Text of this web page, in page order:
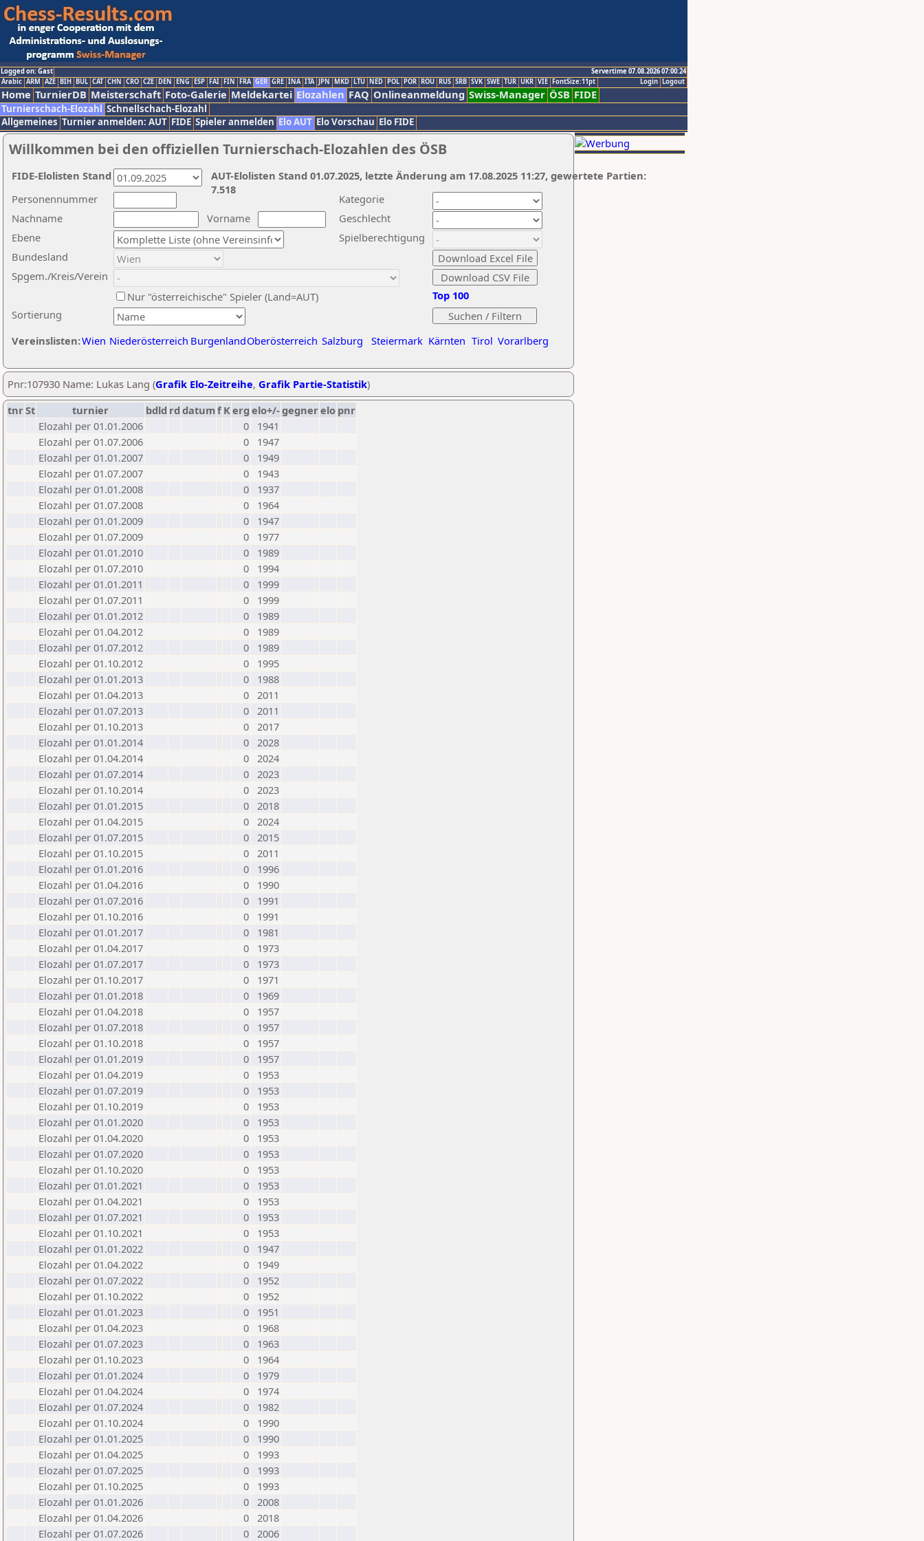
Logged on: Gast
Servertime 07.08.2026 07:00:24
Logout
Login
Arabic ARM AZE BIH BUL CAT CHN CRO CZE DEN ENG ESP FAI FIN FRA GER GRE INA ITA JPN MKD LTU NED POL POR ROU RUS SRB SVK SWE TUR UKR VIE FontSize:11pt
Home TurnierDB Meisterschaft Foto-Galerie Meldekartei Elozahlen FAQ Onlineanmeldung Swiss-Manager ÖSB FIDE
Turnierschach-Elozahl Schnellschach-Elozahl
Allgemeines Turnier anmelden: AUT FIDE Spieler anmelden Elo AUT Elo Vorschau Elo FIDE
Willkommen bei den offiziellen Turnierschach-Elozahlen des ÖSB
Nachname
Vorname
Ebene
Kategorie
Sortierung
Personennummer
Bundesland
Spgem./Kreis/Verein
Geschlecht
Nur "österreichische" Spieler (Land=AUT)
Spielberechtigung
Vereinslisten:Wien Niederösterreich BurgenlandOberösterreich Salzburg Steiermark Kärnten Tirol Vorarlberg
Top 100
AUT-Elolisten Stand 01.07.2025, letzte Änderung am 17.08.2025 11:27, gewertete Partien:
7.518
FIDE-Elolisten Stand
Pnr:107930 Name: Lukas Lang (Grafik Elo-Zeitreihe, Grafik Partie-Statistik)
tnrSt turnier bdld rd datumf Kerg elo+/-gegnerelo pnr
Elozahl per 01.01.2006
0
1941
Elozahl per 01.07.2006
0
1947
Elozahl per 01.01.2007
0
1949
Elozahl per 01.07.2007
0
1943
Elozahl per 01.01.2008
0
1937
Elozahl per 01.07.2008
0
1964
Elozahl per 01.01.2009
0
1947
Elozahl per 01.07.2009
0
1977
Elozahl per 01.01.2010
0
1989
Elozahl per 01.07.2010
0
1994
Elozahl per 01.01.2011
0
1999
Elozahl per 01.07.2011
0
1999
Elozahl per 01.01.2012
0
1989
Elozahl per 01.04.2012
0
1989
Elozahl per 01.07.2012
0
1989
Elozahl per 01.10.2012
0
1995
Elozahl per 01.01.2013
0
1988
Elozahl per 01.04.2013
0 2011
Elozahl per 01.07.2013
0 2011
Elozahl per 01.10.2013
0 2017
Elozahl per 01.01.2014
0 2028
Elozahl per 01.04.2014
0 2024
Elozahl per 01.07.2014
0 2023
Elozahl per 01.10.2014
0 2023
Elozahl per 01.01.2015
0 2018
Elozahl per 01.04.2015
0 2024
Elozahl per 01.07.2015
0 2015
Elozahl per 01.10.2015
0 2011
Elozahl per 01.01.2016
0
1996
Elozahl per 01.04.2016
0
1990
Elozahl per 01.07.2016
0
1991
Elozahl per 01.10.2016
0
1991
Elozahl per 01.01.2017
0
1981
Elozahl per 01.04.2017
0
1973
Elozahl per 01.07.2017
0
1973
Elozahl per 01.10.2017
0
1971
Elozahl per 01.01.2018
0
1969
Elozahl per 01.04.2018
0
1957
Elozahl per 01.07.2018
0
1957
Elozahl per 01.10.2018
0
1957
Elozahl per 01.01.2019
0
1957
Elozahl per 01.04.2019
0
1953
Elozahl per 01.07.2019
0
1953
Elozahl per 01.10.2019
0
1953
Elozahl per 01.01.2020
0
1953
Elozahl per 01.04.2020
0
1953
Elozahl per 01.07.2020
0
1953
Elozahl per 01.10.2020
0
1953
Elozahl per 01.01.2021
0
1953
Elozahl per 01.04.2021
0
1953
Elozahl per 01.07.2021
0
1953
Elozahl per 01.10.2021
0
1953
Elozahl per 01.01.2022
0
1947
Elozahl per 01.04.2022
0
1949
Elozahl per 01.07.2022
0
1952
Elozahl per 01.10.2022
0
1952
Elozahl per 01.01.2023
0
1951
Elozahl per 01.04.2023
0
1968
Elozahl per 01.07.2023
0
1963
Elozahl per 01.10.2023
0
1964
Elozahl per 01.01.2024
0
1979
Elozahl per 01.04.2024
0
1974
Elozahl per 01.07.2024
0
1982
Elozahl per 01.10.2024
0
1990
Elozahl per 01.01.2025
0
1990
Elozahl per 01.04.2025
0
1993
Elozahl per 01.07.2025
0
1993
Elozahl per 01.10.2025
0
1993
Elozahl per 01.01.2026
0 2008
Elozahl per 01.04.2026
0 2018
Elozahl per 01.07.2026
0 2006